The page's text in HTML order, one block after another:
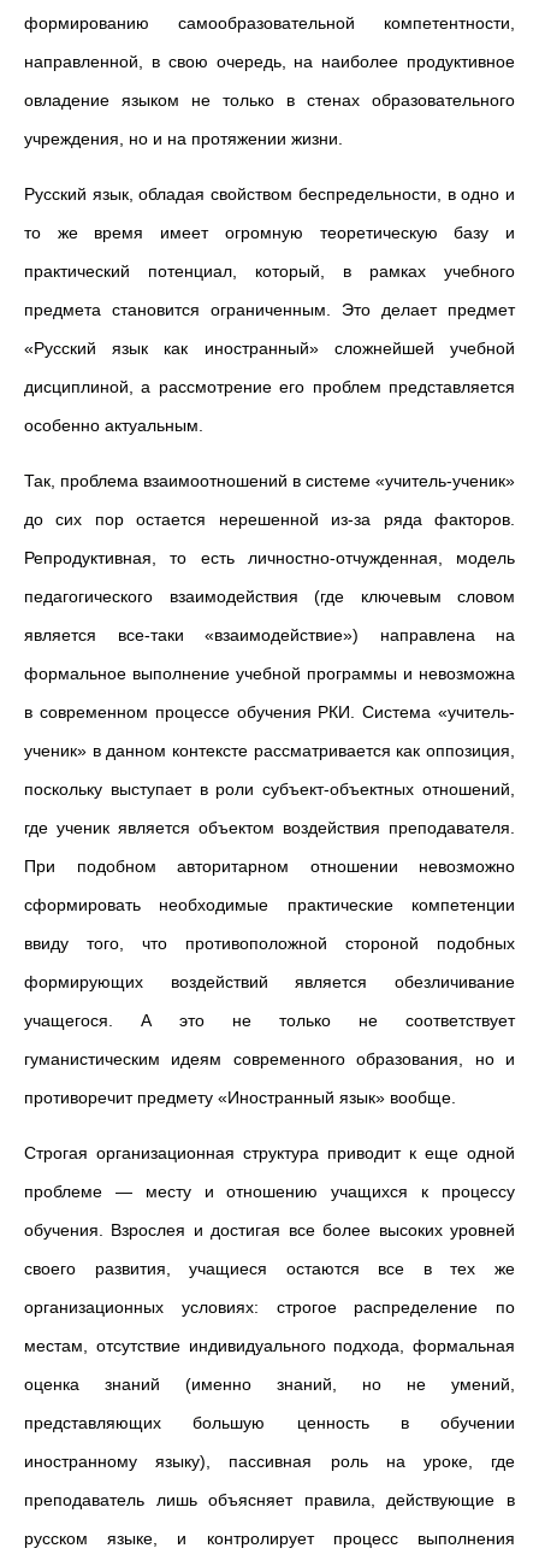
формированию самообразовательной компетентности,
направленной, в свою очередь, на наиболее продуктивное
овладение языком не только в стенах образовательного
учреждения, но и на протяжении жизни.
Русский язык, обладая свойством беспредельности, в одно и
то же время имеет огромную теоретическую базу и
практический потенциал, который, в рамках учебного
предмета становится ограниченным. Это делает предмет
«Русский язык как иностранный» сложнейшей учебной
дисциплиной, а рассмотрение его проблем представляется
особенно актуальным.
Так, проблема взаимоотношений в системе «учитель-ученик»
до сих пор остается нерешенной из-за ряда факторов.
Репродуктивная, то есть личностно-отчужденная, модель
педагогического взаимодействия (где ключевым словом
является все-таки «взаимодействие») направлена на
формальное выполнение учебной программы и невозможна
в современном процессе обучения РКИ. Система «учитель-
ученик» в данном контексте рассматривается как оппозиция,
поскольку выступает в роли субъект-объектных отношений,
где ученик является объектом воздействия преподавателя.
При подобном авторитарном отношении невозможно
сформировать необходимые практические компетенции
ввиду того, что противоположной стороной подобных
формирующих воздействий является обезличивание
учащегося. А это не только не соответствует
гуманистическим идеям современного образования, но и
противоречит предмету «Иностранный язык» вообще.
Строгая организационная структура приводит к еще одной
проблеме — месту и отношению учащихся к процессу
обучения. Взрослея и достигая все более высоких уровней
своего развития, учащиеся остаются все в тех же
организационных условиях: строгое распределение по
местам, отсутствие индивидуального подхода, формальная
оценка знаний (именно знаний, но не умений,
представляющих большую ценность в обучении
иностранному языку), пассивная роль на уроке, где
преподаватель лишь объясняет правила, действующие в
русском языке, и контролирует процесс выполнения